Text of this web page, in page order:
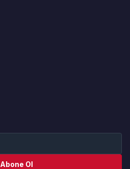
Abone Ol